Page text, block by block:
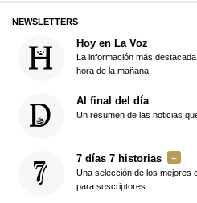
NEWSLETTERS
Hoy en La Voz
La información más
hora de la mañana
Al final del día
Un resumen de las noticias
7 días 7 historias
Una selección de los mejores
para suscriptores